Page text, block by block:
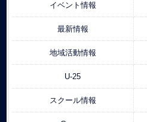
イベント情報
最新情報
地域活動情報
U-25
スクール情報